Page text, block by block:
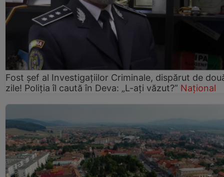
Fost șef al Investigațiilor Criminale, dispărut de
zile! Poliția îl caută în Deva: „L-ați văzut?” Național